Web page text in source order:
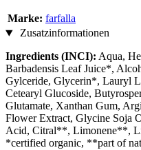
Marke: farfalla
Zusatzinformationen
Ingredients (INCI): Aqua,
Barbadensis Leaf Juice*,
Gylceride, Glycerin*, Lauryl
Cetearyl Glucoside,
Glutamate, Xanthan Gum,
Flower Extract, Glycine Soja
Acid, Citral**, Limonene**,
*certified organic, **part of